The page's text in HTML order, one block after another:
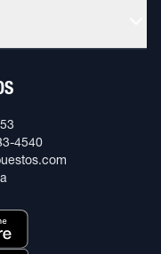
4540